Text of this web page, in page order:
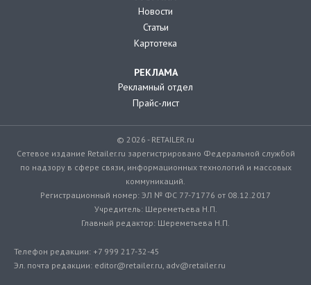
Новости
Статьи
Картотека
РЕКЛАМА
Рекламный отдел
Прайс-лист
© 2026 - RETAILER.ru
Сетевое издание Retailer.ru зарегистрировано Федеральной службой
по надзору в сфере связи, информационных технологий и массовых
коммуникаций.
Регистрационный номер: ЭЛ № ФС 77-71776 от 08.12.2017
Учредитель: Шереметьева Н.П.
Главный редактор: Шереметьева Н.П.
Телефон редакции: +7 999 217-32-45
Эл. почта редакции: editor@retailer.ru, adv@retailer.ru